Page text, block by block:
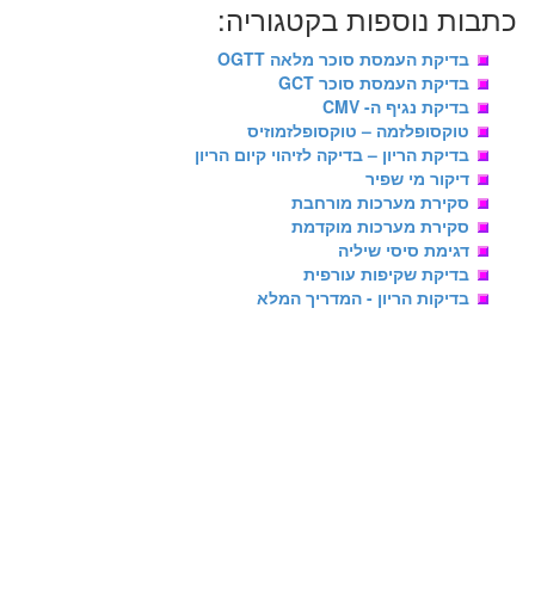
כתבות נוספות בקטגוריה:
בדיקת העמסת סוכר מלאה OGTT
בדיקת העמסת סוכר GCT
בדיקת נגיף ה- CMV
טוקסופלזמה – טוקסופלזמוזיס
בדיקת הריון – בדיקה לזיהוי קיום הריון
דיקור מי שפיר
סקירת מערכות מורחבת
סקירת מערכות מוקדמת
דגימת סיסי שיליה
בדיקת שקיפות עורפית
בדיקות הריון - המדריך המלא